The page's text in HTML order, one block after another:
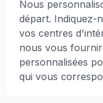
Nous
départ. Indiquez-
vos centres
nous vous
personnalisées
qui vous